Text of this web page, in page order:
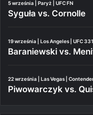
5 września | Paryż | UFC FN
Syguła vs. Cornolle
19 września | Los Angeles | UFC 331
Baraniewski vs.
22 września | Las Vegas |
Piwowarczyk vs.